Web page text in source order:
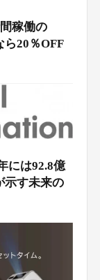
稼働の
ら20％OFF
には92.8億
示す未来の